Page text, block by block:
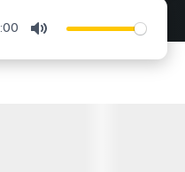
Mute